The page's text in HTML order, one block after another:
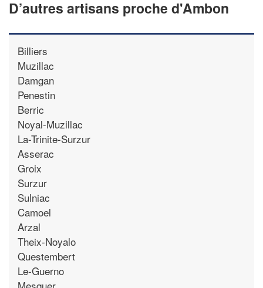
D’autres artisans proche d'Ambon
Billiers
Muzillac
Damgan
Penestin
Berric
Noyal-Muzillac
La-Trinite-Surzur
Asserac
Groix
Surzur
Sulniac
Camoel
Arzal
Theix-Noyalo
Questembert
Le-Guerno
Mesquer